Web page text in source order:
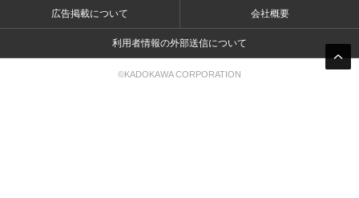
広告掲載について 会社概要
利用者情報の外部送信について
©KADOKAWA CORPORATION